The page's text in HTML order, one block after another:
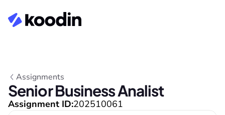
Assignments
Senior Business Analist
Assignment ID:202510061